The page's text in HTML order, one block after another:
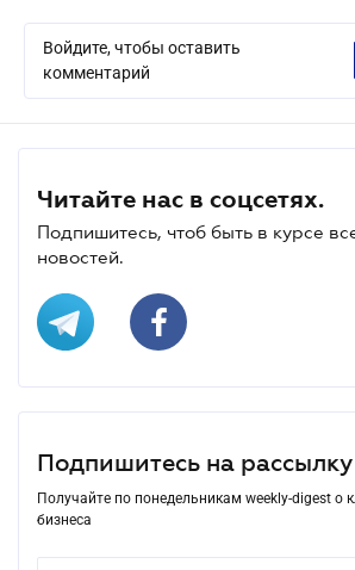
Войдите, чтобы оставить
комментарий
Читайте нас в соцсетях.
Подпишитесь, чтоб быть в курсе
новостей.
Подпишитесь на рассылку
Получайте по понедельникам weekly-digest о
бизнеса